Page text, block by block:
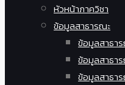
หัวหน้าภาควิชา
ข้อมูลสาธารณะ
ข้อมูลสาธา
ข้อมูลสาธา
ข้อมูลสาธา